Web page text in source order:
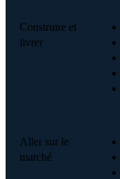
Construire et
livrer
Aller sur le
marché